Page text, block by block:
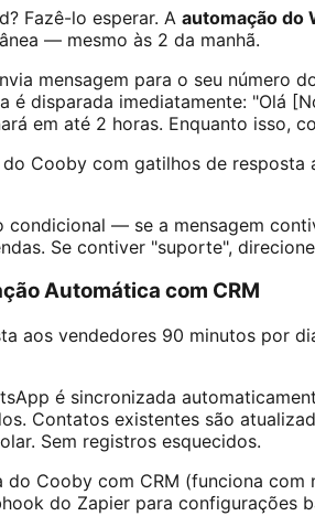
Fazê-lo esperar. A automação do
— mesmo às 2 da manhã.
mensagem para o seu número
é disparada imediatamente: "Olá
em até 2 horas. Enquanto isso,
Cooby com gatilhos de resposta
condicional — se a mensagem
Se contiver "suporte",
Automática com CRM
aos vendedores 90 minutos por
é sincronizada
Contatos existentes são
Sem registros esquecidos.
do Cooby com CRM (funciona
do Zapier para configurações